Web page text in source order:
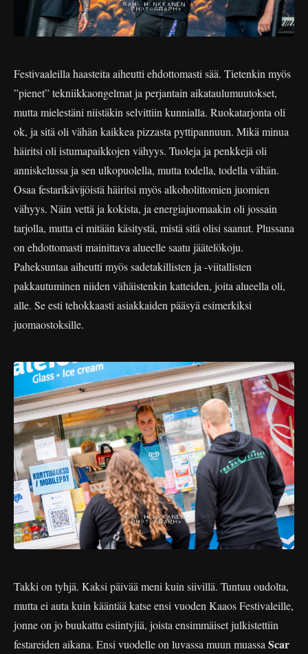
Festivaaleilla haasteita aiheutti ehdottomasti sää. Tietenkin myös
”pienet” tekniikkaongelmat ja perjantain aikataulumuutokset,
mutta mielestäni niistäkin selvittiin kunnialla. Ruokatarjonta oli
ok, ja sitä oli vähän kaikkea pizzasta pyttipannuun. Mikä minua
häiritsi oli istumapaikkojen vähyys. Tuoleja ja penkkejä oli
anniskelussa ja sen ulkopuolella, mutta todella, todella vähän.
Osaa festarikävijöistä häiritsi myös alkoholittomien juomien
vähyys. Näin vettä ja kokista, ja energiajuomaakin oli jossain
tarjolla, mutta ei mitään käsitystä, mistä sitä olisi saanut. Plussana
on ehdottomasti mainittava alueelle saatu jäätelökoju.
Paheksuntaa aiheutti myös sadetakillisten ja -viitallisten
pakkautuminen niiden vähäistenkin katteiden, joita alueella oli,
alle. Se esti tehokkaasti asiakkaiden pääsyä esimerkiksi
juomaostoksille.
Takki on tyhjä. Kaksi päivää meni kuin siivillä. Tuntuu oudolta,
mutta ei auta kuin kääntää katse ensi vuoden Kaaos Festivaleille,
jonne on jo buukattu esiintyjiä, joista ensimmäiset julkistettiin
festareiden aikana. Ensi vuodelle on luvassa muun muassa Scar